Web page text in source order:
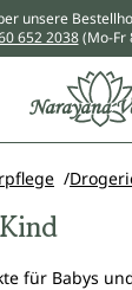
unsere
652 2038 (Mo-Fr
für Babys